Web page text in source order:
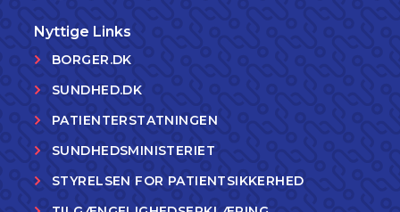
Nyttige Links
BORGER.DK
SUNDHED.DK
PATIENTERSTATNINGEN
SUNDHEDSMINISTERIET
STYRELSEN FOR PATIENTSIKKERHED